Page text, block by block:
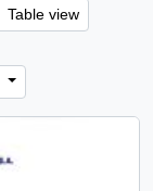
Table view